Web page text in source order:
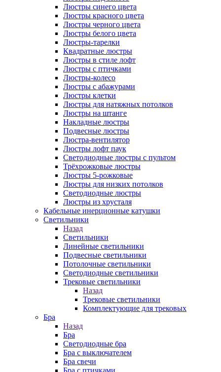
Люстры синего цвета
Люстры красного цвета
Люстры черного цвета
Люстры белого цвета
Люстры-тарелки
Квадратные люстры
Люстры в стиле лофт
Люстры с птичками
Люстры-колесо
Люстры с абажурами
Люстры клетки
Люстры для натяжных потолков
Люстры на штанге
Накладные люстры
Подвесные люстры
Люстра-вентилятор
Люстры лофт паук
Светодиодные люстры с пультом
Трёхрожковые люстры
Люстры 5-рожковые
Люстры для низких потолков
Cветодиодные люстры
Люстры из хрусталя
Кабельные инерционные катушки
Светильники
Назад
Светильники
Линейные светильники
Подвесные светильники
Потолочные светильники
Светодиодные светильники
Трековые светильники
Назад
Трековые светильники
Комплектующие для трековых
Бра
Назад
Бра
Светодиодные бра
Бра с выключателем
Бра свечи
Бра с птичками